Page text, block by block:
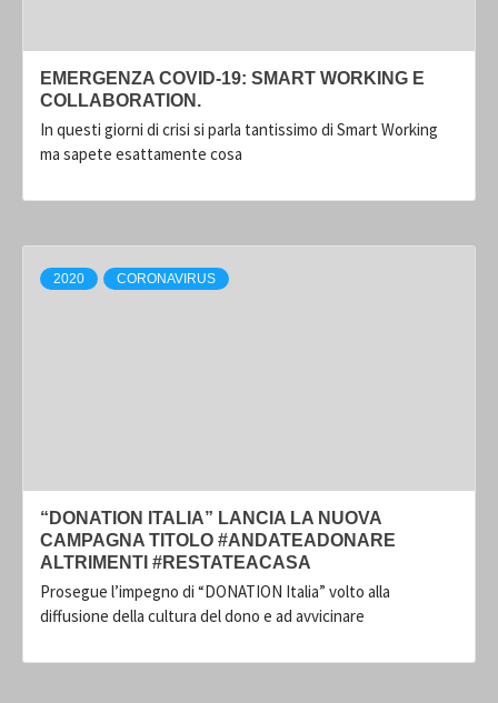
EMERGENZA COVID-19: SMART WORKING E
COLLABORATION.
In questi giorni di crisi si parla tantissimo di Smart Working
ma sapete esattamente cosa
2020 CORONAVIRUS
“DONATION ITALIA” LANCIA LA NUOVA
CAMPAGNA TITOLO #ANDATEADONARE
ALTRIMENTI #RESTATEACASA
Prosegue l’impegno di “DONATION Italia” volto alla
diffusione della cultura del dono e ad avvicinare